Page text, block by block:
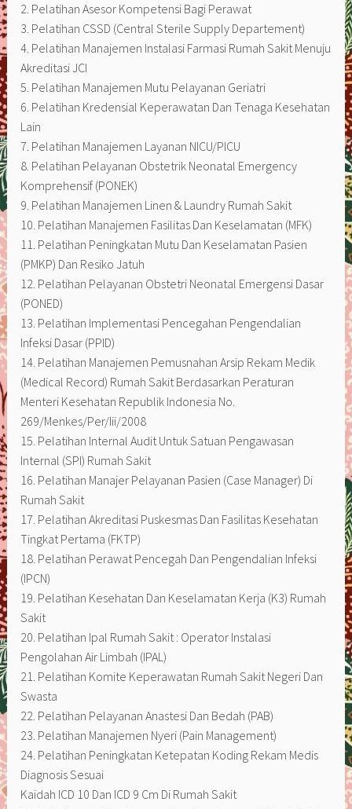
2. Pelatihan Asesor Kompetensi Bagi Perawat
3. Pelatihan CSSD (Central Sterile Supply Departement)
4. Pelatihan Manajemen Instalasi Farmasi Rumah Sakit Menuju
Akreditasi JCI
5. Pelatihan Manajemen Mutu Pelayanan Geriatri
6. Pelatihan Kredensial Keperawatan Dan Tenaga Kesehatan
Lain
7. Pelatihan Manajemen Layanan NICU/PICU
8. Pelatihan Pelayanan Obstetrik Neonatal Emergency
Komprehensif (PONEK)
9. Pelatihan Manajemen Linen & Laundry Rumah Sakit
10. Pelatihan Manajemen Fasilitas Dan Keselamatan (MFK)
11. Pelatihan Peningkatan Mutu Dan Keselamatan Pasien
(PMKP) Dan Resiko Jatuh
12. Pelatihan Pelayanan Obstetri Neonatal Emergensi Dasar
(PONED)
13. Pelatihan Implementasi Pencegahan Pengendalian
Infeksi Dasar (PPID)
14. Pelatihan Manajemen Pemusnahan Arsip Rekam Medik
(Medical Record) Rumah Sakit Berdasarkan Peraturan
Menteri Kesehatan Republik Indonesia No.
269/Menkes/Per/Iii/2008
15. Pelatihan Internal Audit Untuk Satuan Pengawasan
Internal (SPI) Rumah Sakit
16. Pelatihan Manajer Pelayanan Pasien (Case Manager) Di
Rumah Sakit
17. Pelatihan Akreditasi Puskesmas Dan Fasilitas Kesehatan
Tingkat Pertama (FKTP)
18. Pelatihan Perawat Pencegah Dan Pengendalian Infeksi
(IPCN)
19. Pelatihan Kesehatan Dan Keselamatan Kerja (K3) Rumah
Sakit
20. Pelatihan Ipal Rumah Sakit : Operator Instalasi
Pengolahan Air Limbah (IPAL)
21. Pelatihan Komite Keperawatan Rumah Sakit Negeri Dan
Swasta
22. Pelatihan Pelayanan Anastesi Dan Bedah (PAB)
23. Pelatihan Manajemen Nyeri (Pain Management)
24. Pelatihan Peningkatan Ketepatan Koding Rekam Medis
Diagnosis Sesuai
Kaidah ICD 10 Dan ICD 9 Cm Di Rumah Sakit